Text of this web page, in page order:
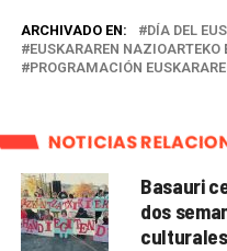
ARCHIVADO EN:
DÍA DEL
EUSKARAREN NAZIOARTEKO
PROGRAMACIÓN
NOTICIAS
Basauri
dos
culturales